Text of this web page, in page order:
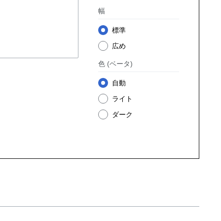
幅
標準
広め
色 (ベータ)
自動
ライト
ダーク